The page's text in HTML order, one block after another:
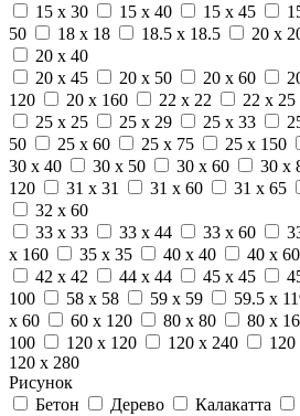
15 x 30
15 x 40 15 x 45
50
18 x 18 18.5 x 18.5 20 x
20 x 40
20 x 45
20 x 50 20 x 60
120
20 x 160 22 x 22 22 x 25
25 x 25
25 x 29 25 x 33
50
25 x 60 25 x 75 25 x 150
30 x 40
30 x 50 30 x 60 30 x
120
31 x 31 31 x 60 31 x 65
32 x 60
33 x 33
33 x 44 33 x 60
x 160
35 x 35 40 x 40 40 x 60
42 x 42
44 x 44 45 x 45
100
58 x 58 59 x 59 59.5 x
x 60
60 x 120 80 x 80 80 x
100
120 x 120 120 x 240 120
120 x 280
Рисунок
Бетон
Дерево Калакатта